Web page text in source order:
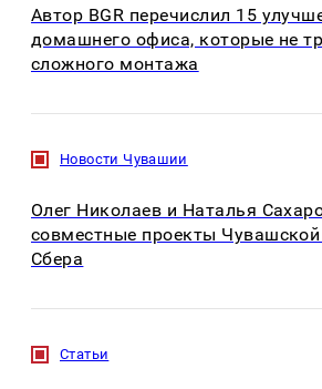
Автор BGR перечислил 15
домашнего офиса, которые не
сложного монтажа
Новости Чувашии
Олег Николаев и Наталья
совместные проекты Чувашской
Сбера
Статьи